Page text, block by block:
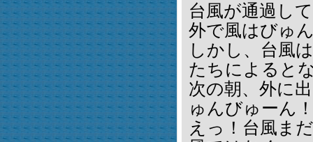
台風が通過し
外で風はびゅ
しかし、台風
たちによると
次の朝、外に
ゅんびゅーん
えっ！台風ま